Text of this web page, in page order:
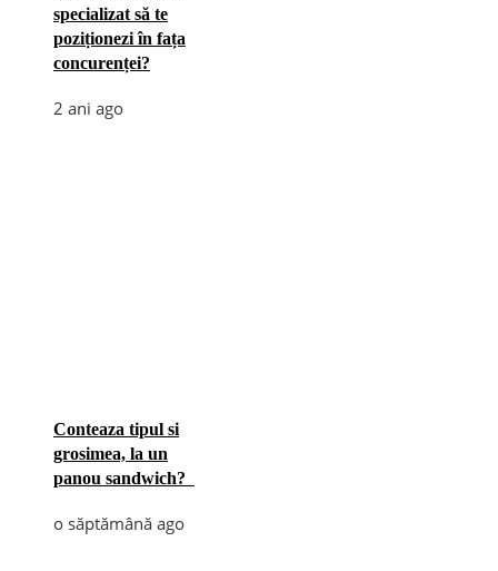
specializat să te
poziționezi în fața
concurenței?
2 ani ago
Conteaza tipul si
grosimea, la un
panou sandwich?
o săptămână ago